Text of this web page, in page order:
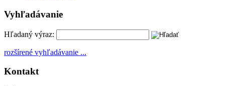
Vyhľadávanie
Hľadaný výraz:
rozšírené vyhľadávanie ...
Kontakt